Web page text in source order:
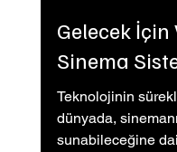
Gelecek İçin
Sinema
Teknolojinin
dünyada,
sunabileceğine